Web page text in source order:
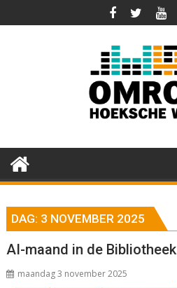
naar
DAG: 3 NOVEMBER 2025
AI-maand in de Bibliotheek
maandag 3 november 2025